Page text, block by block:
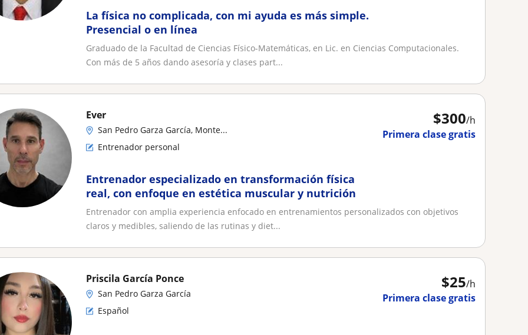
La física no complicada, con mi ayuda es más simple.
Presencial o en línea
Graduado de la Facultad de Ciencias Físico-Matemáticas, en Lic. en Ciencias Computacionales.
Con más de 5 años dando asesoría y clases part...
$300/h
Primera clase gratis
Ever
San Pedro Garza García, Monte...
Entrenador personal
Entrenador especializado en transformación física
real, con enfoque en estética muscular y nutrición
Entrenador con amplia experiencia enfocado en entrenamientos personalizados con objetivos
claros y medibles, saliendo de las rutinas y diet...
$25/h
Primera clase gratis
Priscila García Ponce
San Pedro Garza García
Español